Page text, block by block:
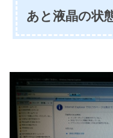
あと液晶の状